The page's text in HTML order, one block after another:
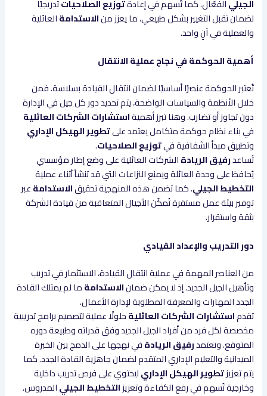
الجيليالفعّال. كما تُسهم في إعادةتوزيع الصلاحياتتدريجيًا
لضمان تقبل التغيير بشكل طبيعي، ما يعزز منالاستدامةالعائلية
والعملية في آنٍ واحد.
أهمية الحوكمة في نجاح عملية الانتقال
تُعتبر الحوكمة عنصرًا أساسيًا لضمان انتقال القيادة بسلاسة. فمن
خلال الأنظمة والسياسات الواضحة، يتم تحديد دور كل جيل في الإدارة
دون تجاوز أو تضارب. وهنا تبرز أهميةاستشارات الشركات العائلية
في بناء نظام حوكمة متكامل يعتمد علىتطوير الهيكل الإداري
وتطبيق مبدأ الشفافية فيتوزيع الصلاحيات.
تُساعدرفيق الريادةالشركات العائلية على وضع إطار مؤسسي
يُحافظ على وحدة العائلة ويمنع النزاعات التي قد تنشأ أثناء عملية
التخطيط الجيلي. كما تضمن هذه المنهجية تحقيقالاستدامةعبر
توفير بيئة عمل مستقرة تُمكّن الأجيال المتعاقبة من قيادة الشركة
بثقة واستقرار.
دور التدريب والإعداد القيادي
من العناصر المهمة في عملية انتقال القيادة، الاستثمار في تدريب
وتأهيل الجيل الجديد. إذ لا يمكن ضمانالاستدامةما لم يمتلك القادة
الجدد المهارات والمعرفة المطلوبة لإدارة الأعمال.
تقدماستشارات الشركات العائليةحلولًا عملية لتصميم برامج تدريبية
مخصصة لكل فرد من أفراد الجيل الجديد وفق قدراته وطبيعة دوره
المتوقع. وتعتمدرفيق الريادةفي نهجها على الدمج بين الخبرة
الميدانية والتعليم الإداري المتقدم لضمان جاهزية القادة الجدد. كما
يتم تعزيزتطوير الهيكل الإداريليحتوي على فرص تدريب داخلية
وخارجية تُسهم في رفع الكفاءة وتعزيزالتخطيط الجيليالمدروس.